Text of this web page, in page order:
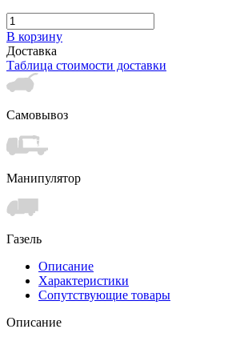
В корзину
Доставка
Таблица стоимости доставки
Самовывоз
Манипулятор
Газель
Описание
Характеристики
Сопутствующие товары
Описание